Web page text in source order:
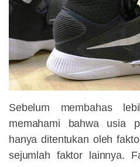
Sebelum membahas
memahami bahwa usia
hanya ditentukan oleh
sejumlah faktor lainnya.